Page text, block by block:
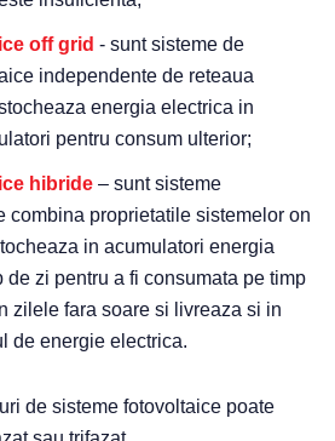
off grid - sunt sisteme de
independente de reteaua
energia electrica in
pentru consum ulterior;
hibride – sunt sisteme
combina proprietatile sistemelor on
in acumulatori energia
de zi pentru a fi consumata pe timp
zilele fara soare si livreaza si in
de energie electrica.
de sisteme fotovoltaice poate